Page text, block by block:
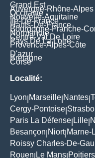
Grand Est
Auvergne-Rhône-Alpes
Occitanie
Nouvelle-Aquitaine
Île-De-France
Hauts-De-France
Bourgogne-Franche-
Normandie
Centre-Val De Loire
Pays De La Loire
Provence-Alpes-Côte
D'azur
Bretagne
Corse
Localité:
Lyon Marseille Nantes
Cergy-Pontoise
Paris La Défense Lille
Besançon Niort| Marne-
Roissy Charles-De-
Rouen Le Mans Poitiers